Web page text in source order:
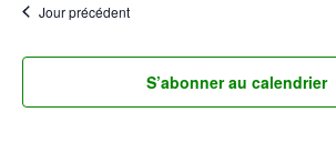
Jour précédent
S’abonner au calendrier